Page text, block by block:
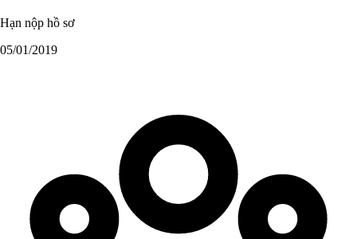
Hạn nộp hồ sơ
05/01/2019